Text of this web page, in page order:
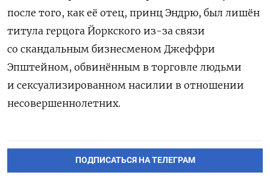
после того, как её отец, принц Эндрю, был лишён
титула герцога Йоркского из-за связи
со скандальным бизнесменом Джеффри
Эпштейном, обвинённым в торговле людьми
и сексуализированном насилии в отношении
несовершеннолетних.
ПОДПИСАТЬСЯ НА ТЕЛЕГРАМ